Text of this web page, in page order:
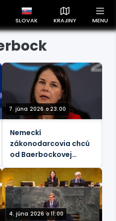
SLOVAK KRAJINY MENU
krajín
Maďarsko
7. júna 2026 o 23:00
Nemeckí
zákonodarcovia chcú
od Baerbockovej
zo strany OSN – Bild
4. júna 2026 o 11:00